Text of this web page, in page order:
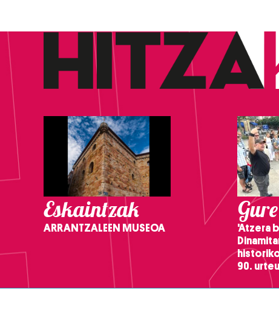
Eskaintzak
ARRANTZALEEN MUSEOA
'Atzera
90.